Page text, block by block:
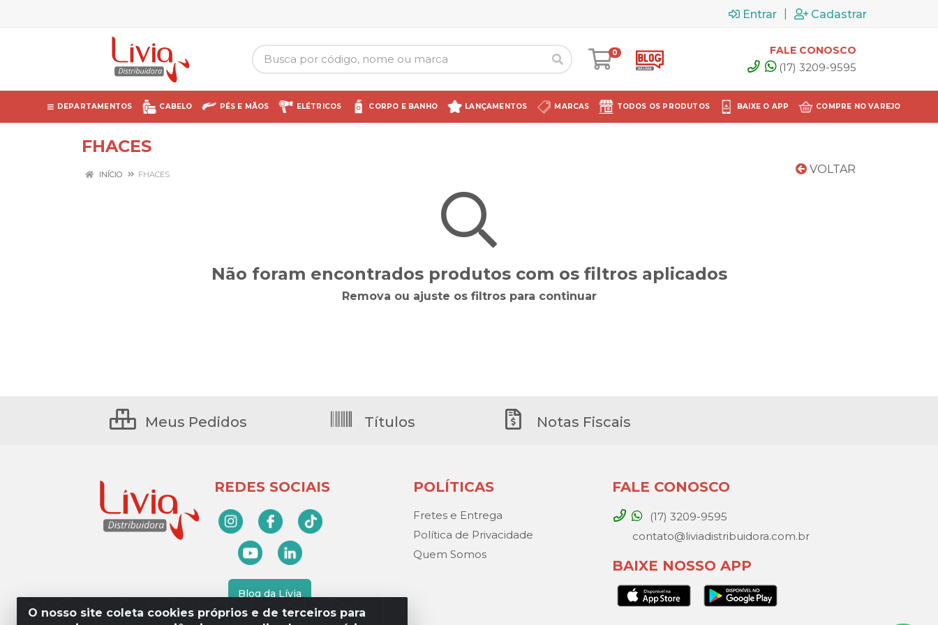
Entrar Cadastrar
0 FALE CONOSCO
(17) 3209-9595
DEPARTAMENTOS CABELO PÉS E MÃOS ELÉTRICOS CORPO E BANHO LANÇAMENTOS MARCAS TODOS OS PRODUTOS BAIXE O APP COMPRE NO VAREJO
FHACES
VOLTAR
INÍCIO FHACES
Não foram encontrados produtos com os filtros aplicados
Remova ou ajuste os filtros para continuar
O nosso site coleta cookies próprios e de terceiros para
Meus Pedidos Títulos Notas Fiscais
REDES SOCIAIS
Blog da Lívia
POLÍTICAS
Fretes e Entrega
Política de Privacidade
Quem Somos
FALE CONOSCO
(17) 3209-9595
contato@liviadistribuidora.com.br
BAIXE NOSSO APP